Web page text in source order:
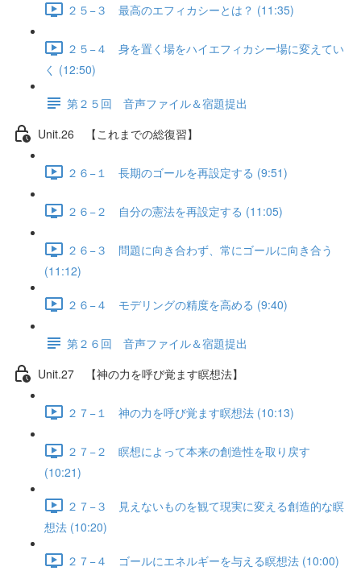
２５−３ 最高のエフィカシーとは？ (11:35)
２５−４ 身を置く場をハイエフィカシー場に変えてい
く (12:50)
第２５回 音声ファイル＆宿題提出
Unit.26 【これまでの総復習】
２６−１ 長期のゴールを再設定する (9:51)
２６−２ 自分の憲法を再設定する (11:05)
２６−３ 問題に向き合わず、常にゴールに向き合う
(11:12)
２６−４ モデリングの精度を高める (9:40)
第２６回 音声ファイル＆宿題提出
Unit.27 【神の力を呼び覚ます瞑想法】
２７−１ 神の力を呼び覚ます瞑想法 (10:13)
２７−２ 瞑想によって本来の創造性を取り戻す
(10:21)
２７−３ 見えないものを観て現実に変える創造的な瞑
想法 (10:20)
２７−４ ゴールにエネルギーを与える瞑想法 (10:00)